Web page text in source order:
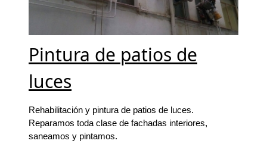
Pintura de patios de
luces
Rehabilitación y pintura de patios de luces.
Reparamos toda clase de fachadas interiores,
saneamos y pintamos.